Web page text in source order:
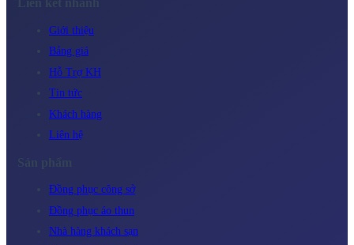
Giới thiệu
Bảng giá
Hỗ Trợ KH
Tin tức
Khách hàng
Liên hệ
Đồng phục công sở
Đồng phục áo thun
Nhà hàng khách sạn